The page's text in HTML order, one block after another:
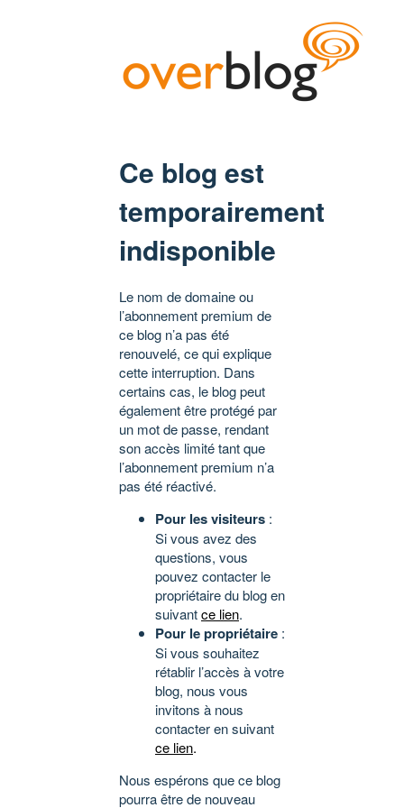
Ce blog est
temporairement
indisponible
Le nom de domaine ou
l’abonnement premium de
ce blog n’a pas été
renouvelé, ce qui explique
cette interruption. Dans
certains cas, le blog peut
également être protégé par
un mot de passe, rendant
son accès limité tant que
l’abonnement premium n’a
pas été réactivé.
Pour les visiteurs :
Si vous avez des
questions, vous
pouvez contacter le
propriétaire du blog en
suivantce lien.
Pour le propriétaire :
Si vous souhaitez
rétablir l’accès à votre
blog, nous vous
invitons à nous
contacter en suivant
ce lien.
Nous espérons que ce blog
pourra être de nouveau